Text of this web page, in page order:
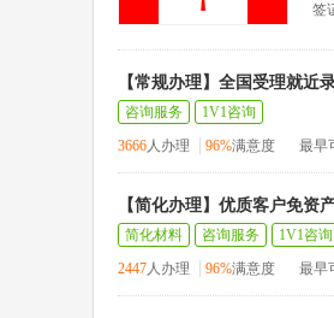
签
【常规办理】全国受理就近
咨询服务
1V1咨询
3666人办理 96%满意度 最早
【简化办理】优质客户免资
简化材料
咨询服务
1V1咨询
2447人办理 96%满意度 最早